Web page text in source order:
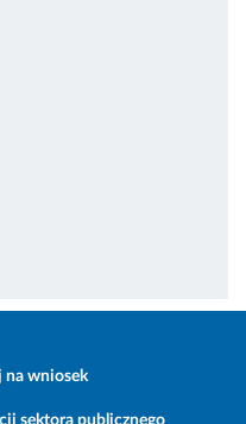
na wniosek
sektora publicznego